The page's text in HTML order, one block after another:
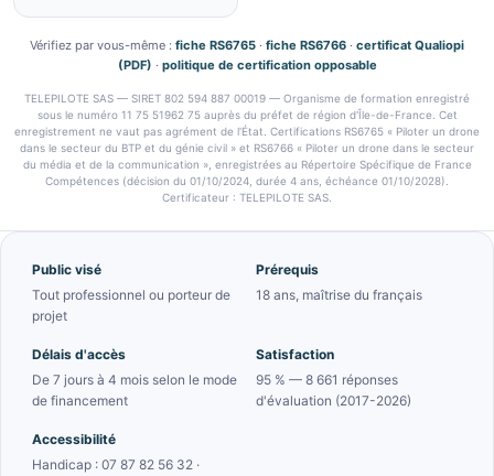
Vérifiez par vous-même : fiche RS6765 · fiche RS6766 · certificat Qualiopi
(PDF) · politique de certification opposable
TELEPILOTE SAS — SIRET 802 594 887 00019 — Organisme de formation enregistré
sous le numéro 11 75 51962 75 auprès du préfet de région d'Île-de-France. Cet
enregistrement ne vaut pas agrément de l'État. Certifications RS6765 « Piloter un drone
dans le secteur du BTP et du génie civil » et RS6766 « Piloter un drone dans le secteur
du média et de la communication », enregistrées au Répertoire Spécifique de France
Compétences (décision du 01/10/2024, durée 4 ans, échéance 01/10/2028).
Certificateur : TELEPILOTE SAS.
Public visé
Tout professionnel ou porteur de
projet
Prérequis
18 ans, maîtrise du français
Délais d'accès
De 7 jours à 4 mois selon le mode
de financement
Satisfaction
95 % — 8 661 réponses
d'évaluation (2017-2026)
Accessibilité
Handicap : 07 87 82 56 32 ·